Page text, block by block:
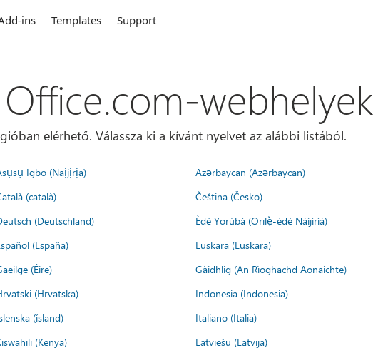
ins Templates Support
webhelyek
elérhető. Válassza ki a kívánt nyelvet az alábbi listából.
Igbo (Naịjịrịa) Azərbaycan (Azərbaycan)
(català) Čeština (Česko)
(Deutschland) Èdè Yorùbá (Orilẹ̀-èdè Nàìjíríà)
(España) Euskara (Euskara)
(Éire) Gàidhlig (An Rìoghachd Aonaichte)
(Hrvatska) Indonesia (Indonesia)
(ísland) Italiano (Italia)
(Kenya) Latviešu (Latvija)